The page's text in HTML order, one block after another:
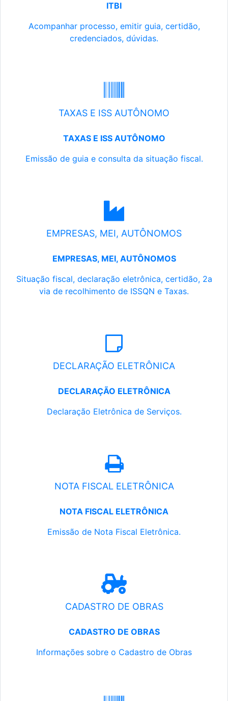
ITBI
Acompanhar processo, emitir guia, certidão,
credenciados, dúvidas.
TAXAS E ISS AUTÔNOMO
TAXAS E ISS AUTÔNOMO
Emissão de guia e consulta da situação fiscal.
EMPRESAS, MEI, AUTÔNOMOS
EMPRESAS, MEI, AUTÔNOMOS
Situação fiscal, declaração eletrônica, certidão, 2a
via de recolhimento de ISSQN e Taxas.
DECLARAÇÃO ELETRÔNICA
DECLARAÇÃO ELETRÔNICA
Declaração Eletrônica de Serviços.
NOTA FISCAL ELETRÔNICA
NOTA FISCAL ELETRÔNICA
Emissão de Nota Fiscal Eletrônica.
CADASTRO DE OBRAS
CADASTRO DE OBRAS
Informações sobre o Cadastro de Obras